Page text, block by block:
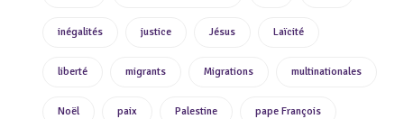
inégalités justice Jésus Laïcité
liberté migrants Migrations multinationales
Noël paix Palestine pape François